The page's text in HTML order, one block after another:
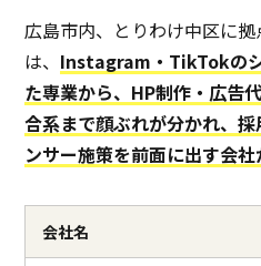
広島市内、とりわけ中区に
は、 Instagram・TikTokの
た専業から、HP制作・広告
合系まで顔ぶれが分かれ、
ンサー施策を前面に出す会
会社名